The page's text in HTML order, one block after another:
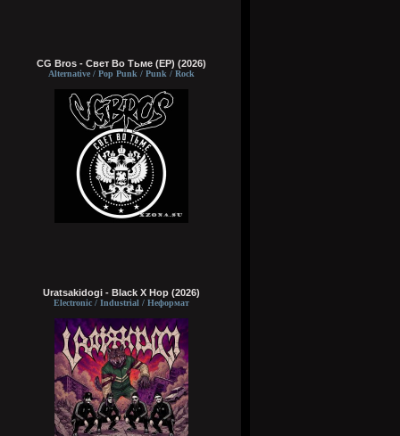
CG Bros - Свет Во Тьме (EP) (2026)
Alternative / Pop Punk / Punk / Rock
Uratsakidogi - Black X Hop (2026)
Electronic / Industrial / Неформат